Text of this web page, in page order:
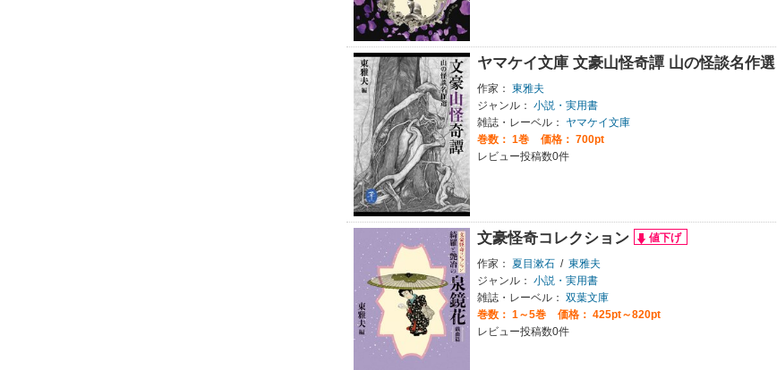
ヤマケイ文庫 文豪山怪奇譚 山の怪談名作選
作家： 東雅夫
ジャンル： 小説・実用書
雑誌・レーベル：
ヤマケイ文庫
巻数： 1巻
価格： 700pt
レビュー投稿数0件
文豪怪奇コレクション
作家： 夏目漱石 / 東雅夫
ジャンル： 小説・実用書
雑誌・レーベル： 双葉文庫
巻数： 1～5巻
価格： 425pt～820pt
レビュー投稿数0件